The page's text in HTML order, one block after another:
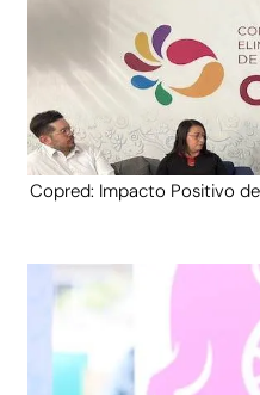
Copred: Impacto Positivo